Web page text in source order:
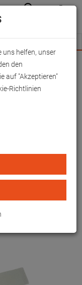
zum
hier
Anmelden
der
10x2
uns helfen, unser
den
auf "Akzeptieren"
Richtlinien